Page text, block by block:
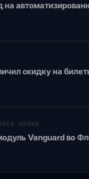
на
скидку на
назад
Vanguard во